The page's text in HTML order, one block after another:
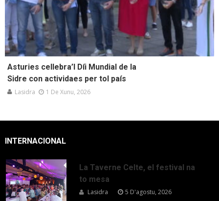
Asturies cellebra’l Díi Mundial de la
Sidre con actividaes per tol país
Lasidra 1 De Xunu, 2026
INTERNACIONAL
La Taverne Celte, el festival na
to mesa
Lasidra 5 D'agostu, 2026